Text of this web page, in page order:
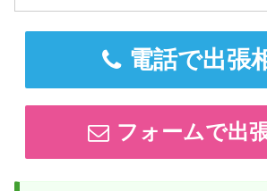
電話で出張
フォームで出